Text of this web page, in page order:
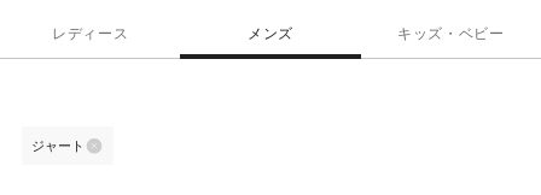
レディース メンズ キッズ・ベビー
ジャート